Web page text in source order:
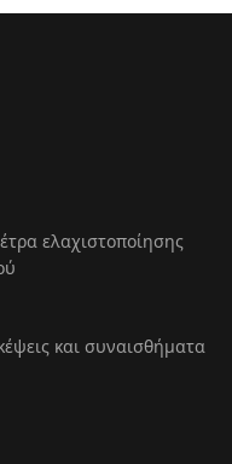
ελαχιστοποίησης
και συναισθήματα